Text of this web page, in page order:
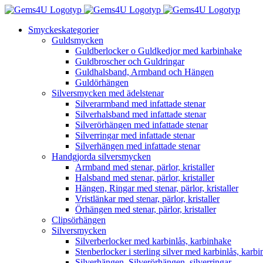
Fortsätt
innehålletSmyckeskategorier
Guldsmycken
Guldberlocker o Guldkedjor med karbinhake
Guldbroscher och Guldringar
Guldhalsband, Armband och Hängen
Guldörhängen
Silversmycken med ädelstenar
Silverarmband med infattade stenar
Silverhalsband med infattade stenar
Silverörhängen med infattade stenar
Silverringar med infattade stenar
Silverhängen med infattade stenar
Handgjorda silversmycken
Armband med stenar, pärlor, kristaller
Halsband med stenar, pärlor, kristaller
Hängen, Ringar med stenar, pärlor, kristaller
Vristlänkar med stenar, pärlor, kristaller
Örhängen med stenar, pärlor, kristaller
Clipsörhängen
Silversmycken
Silverberlocker med karbinlås, karbinhake
Stenberlocker i sterling silver med karbinlås,